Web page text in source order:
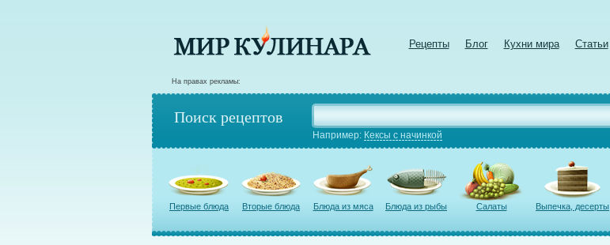
Рецепты Блог Кухни мира Статьи
На правах рекламы:
Поиск рецептов
Например: Кексы с начинкой
Первые блюда Вторые блюда Блюда из мяса Блюда из рыбы Салаты Выпечка, десерты